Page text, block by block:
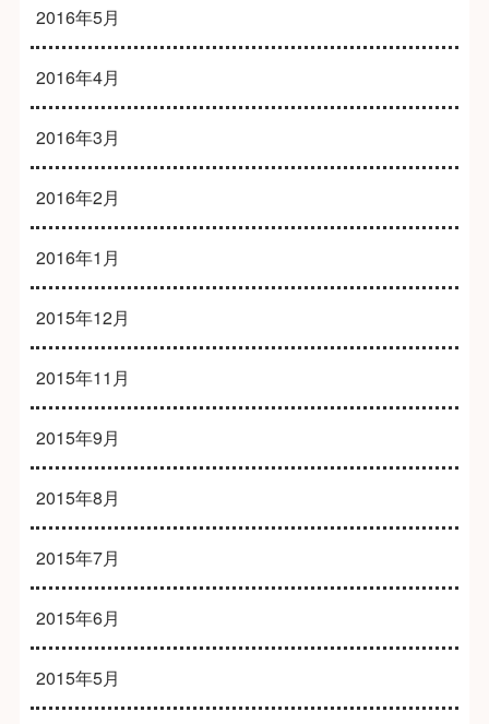
2016年5月
2016年4月
2016年3月
2016年2月
2016年1月
2015年12月
2015年11月
2015年9月
2015年8月
2015年7月
2015年6月
2015年5月